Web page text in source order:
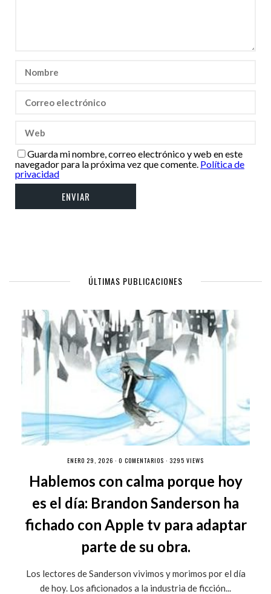
Guarda mi nombre, correo electrónico y web en este
navegador para la próxima vez que comente. Política de
privacidad
ÚLTIMAS PUBLICACIONES
ENERO 29, 2026 · 0 COMENTARIOS · 3295 VIEWS
Hablemos con calma porque hoy
es el día: Brandon Sanderson ha
fichado con Apple tv para adaptar
parte de su obra.
Los lectores de Sanderson vivimos y morimos por el día
de hoy. Los aficionados a la industria de ficción...